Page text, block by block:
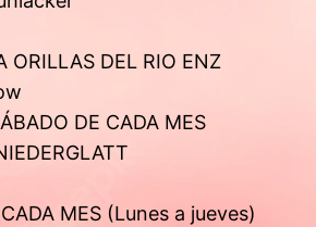
ORILLAS DEL RIO ENZ
DE CADA MES
MES (Lunes a jueves)